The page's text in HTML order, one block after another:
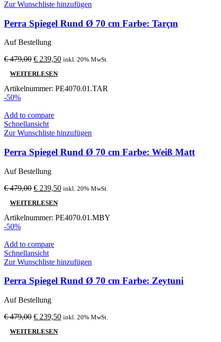
Zur Wunschliste hinzufügen
Perra Spiegel Rund Ø 70 cm Farbe: Tarçın
Auf Bestellung
€479,00 Ursprünglicher
war:
€ 479,00
€ 239,50Aktueller
€ 239,50.
inkl. 20% MwSt.
WEITERLESEN
Artikelnummer: PE4070.01.TAR
-50%
Add to compare
Schnellansicht
Zur Wunschliste hinzufügen
Perra Spiegel Rund Ø 70 cm Farbe: Weiß Matt
Auf Bestellung
€479,00 Ursprünglicher
war:
€ 479,00
€ 239,50Aktueller
€ 239,50.
inkl. 20% MwSt.
WEITERLESEN
Artikelnummer: PE4070.01.MBY
-50%
Add to compare
Schnellansicht
Zur Wunschliste hinzufügen
Perra Spiegel Rund Ø 70 cm Farbe: Zeytuni
Auf Bestellung
€479,00 Ursprünglicher
war:
€ 239,50Aktueller
inkl. 20% MwSt.
WEITERLESEN